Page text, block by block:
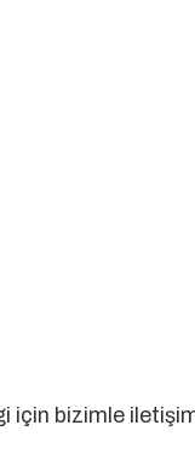
için bizimle